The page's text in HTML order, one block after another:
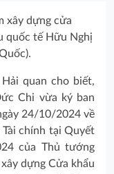
xây dựng cửa
quốc tế Hữu Nghị
quan cho biết,
Chi vừa ký ban
24/10/2024 về
Tài chính tại Quyết
của Thủ tướng
dựng Cửa khẩu